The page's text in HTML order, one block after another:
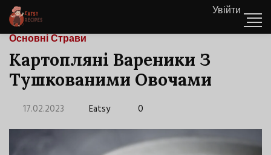
Увійти
Основні Страви
Картопляні Вареники З
Тушкованими Овочами
17.02.2023 Eatsy 0